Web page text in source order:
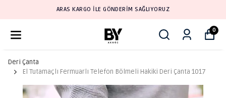
ARAS KARGO İLE GÖNDERİM SAĞLIYORUZ
0
Deri Çanta
El Tutamaçlı Fermuarlı Telefon Bölmeli Hakiki Deri Çanta 1017